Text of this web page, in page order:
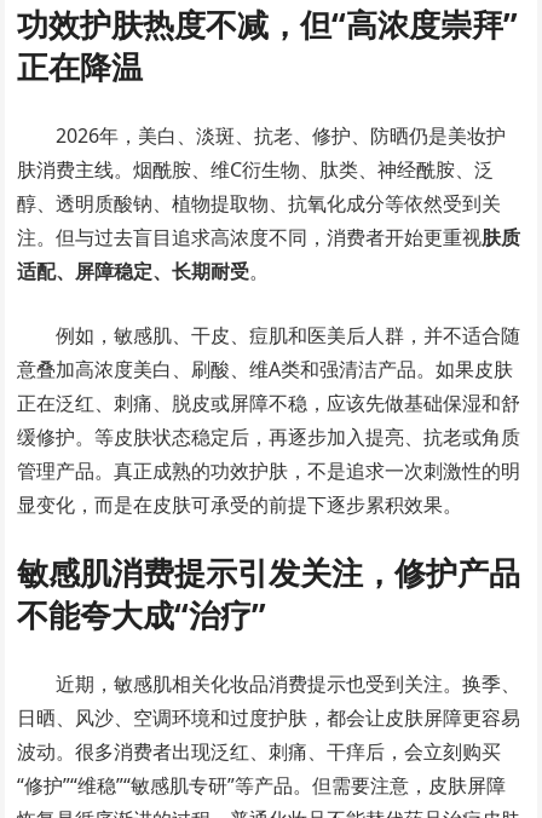
功效护肤热度不减，但“高浓度崇拜”
正在降温
2026年，美白、淡斑、抗老、修护、防晒仍是美妆护
肤消费主线。烟酰胺、维C衍生物、肽类、神经酰胺、泛
醇、透明质酸钠、植物提取物、抗氧化成分等依然受到关
注。但与过去盲目追求高浓度不同，消费者开始更重视肤质
适配、屏障稳定、长期耐受。
例如，敏感肌、干皮、痘肌和医美后人群，并不适合随
意叠加高浓度美白、刷酸、维A类和强清洁产品。如果皮肤
正在泛红、刺痛、脱皮或屏障不稳，应该先做基础保湿和舒
缓修护。等皮肤状态稳定后，再逐步加入提亮、抗老或角质
管理产品。真正成熟的功效护肤，不是追求一次刺激性的明
显变化，而是在皮肤可承受的前提下逐步累积效果。
敏感肌消费提示引发关注，修护产品
不能夸大成“治疗”
近期，敏感肌相关化妆品消费提示也受到关注。换季、
日晒、风沙、空调环境和过度护肤，都会让皮肤屏障更容易
波动。很多消费者出现泛红、刺痛、干痒后，会立刻购买
“修护”“维稳”“敏感肌专研”等产品。但需要注意，皮肤屏障